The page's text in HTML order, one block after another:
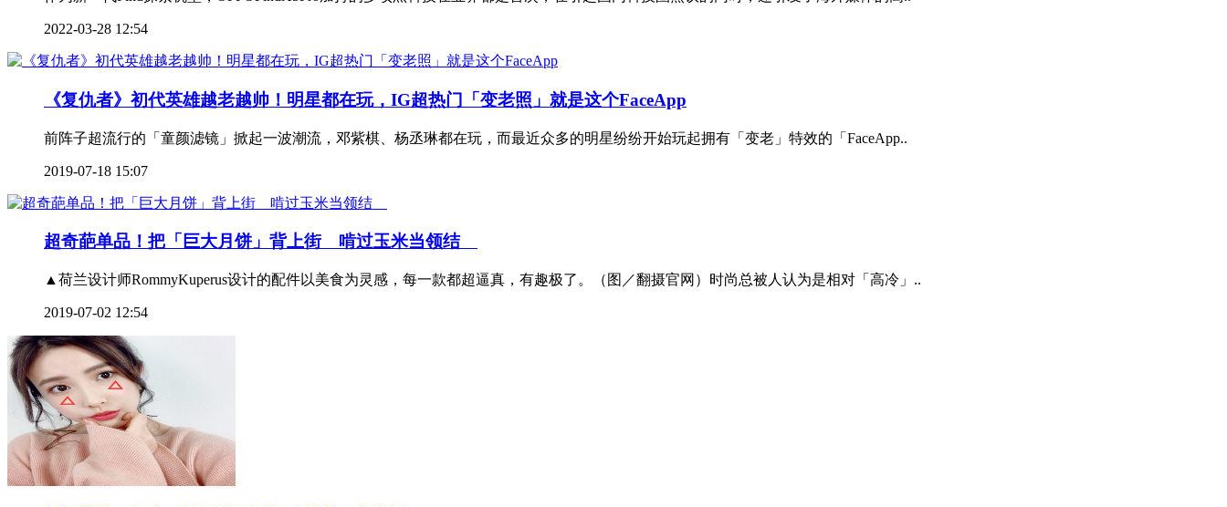
2022-03-28 12:54
《复仇者》初代英雄越老越帅！明星都在玩，IG超热门「变老照」就是这个FaceApp
前阵子超流行的「童颜滤镜」掀起一波潮流，邓紫棋、杨丞琳都在玩，而最近众多的明星纷纷开始玩起拥有「变老」特效的「FaceApp..
2019-07-18 15:07
超奇葩单品！把「巨大月饼」背上街 啃过玉米当领结
▲荷兰设计师RommyKuperus设计的配件以美食为灵感，每一款都超逼真，有趣极了。（图／翻摄官网）时尚总被人认为是相对「高冷」..
2019-07-02 12:54